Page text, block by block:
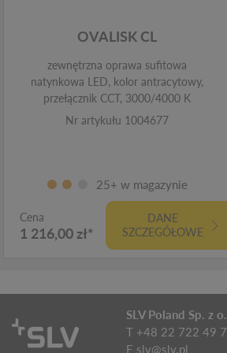
OVALISK CL
zewnętrzna oprawa sufitowa
natynkowa LED, kolor antracytowy,
przełącznik CCT, 3000/4000 K
Nr artykułu 1004677
25+ w magazynie
Cena
1 216,00 zł*
DANE
SZCZEGÓŁOWE
SLV Poland Sp. z
T +48 22 722 49
E slv@slv.pl